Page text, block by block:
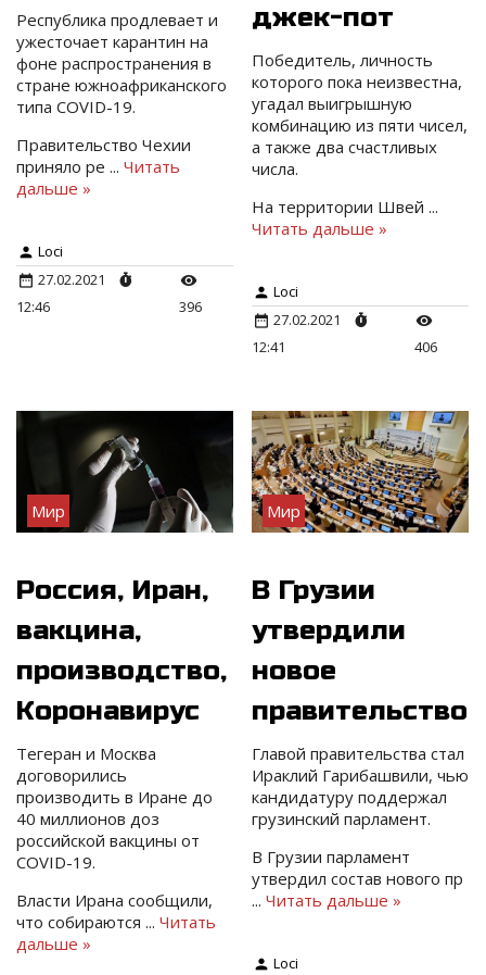
Республика продлевает и
ужесточает карантин на
фоне распространения в
стране южноафриканского
типа COVID-19.
Правительство Чехии
приняло ре ... Читать
дальше »
Loci
27.02.2021
12:46
396
джек-пот
Победитель, личность
которого пока неизвестна,
угадал выигрышную
комбинацию из пяти чисел,
а также два счастливых
числа.
На территории Швей...
Читать дальше »
Loci
27.02.2021
12:41
406
Мир
Россия, Иран,
вакцина,
производство,
Коронавирус
Тегеран и Москва
договорились
производить в Иране до
40 миллионов доз
российской вакцины от
COVID-19.
Власти Ирана сообщили,
что собираются ... Читать
дальше »
Мир
В Грузии
утвердили
новое
правительство
Главой правительства стал
Ираклий Гарибашвили, чью
кандидатуру поддержал
грузинский парламент.
В Грузии парламент
утвердил состав нового пр
...Читать дальше »
Loci